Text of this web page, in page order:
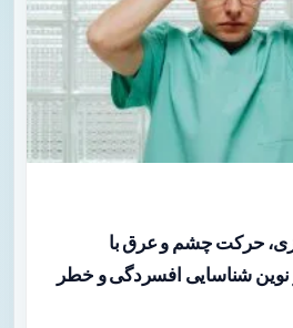
حرکت چشم و عرق با
شناسایی افسردگی و خطر